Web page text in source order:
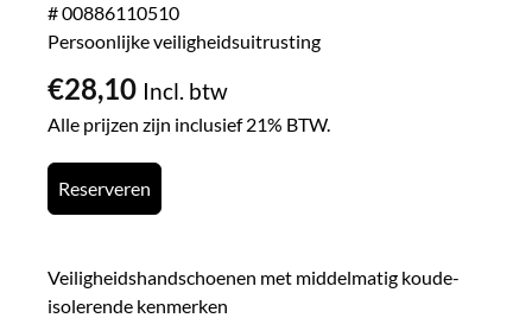
# 00886110510
Persoonlijke veiligheidsuitrusting
€28,10 Incl. btw
Alle prijzen zijn inclusief 21% BTW.
Reserveren
Veiligheidshandschoenen met middelmatig koude-
isolerende kenmerken